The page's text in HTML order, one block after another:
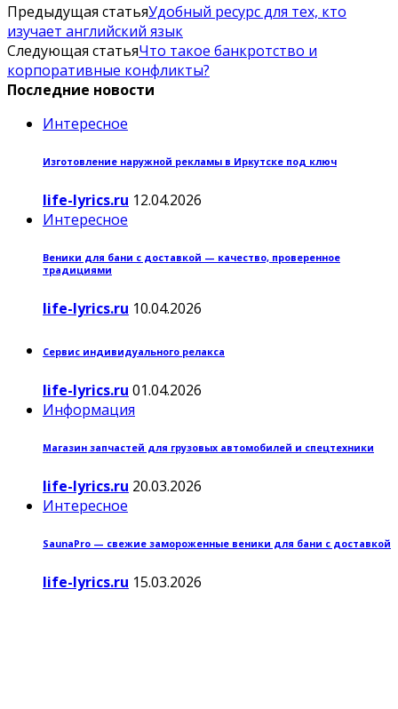
Предыдущая статьяУдобный ресурс для тех, кто
изучает английский язык
Следующая статьяЧто такое банкротство и
корпоративные конфликты?
Последние новости
Интересное
Изготовление наружной рекламы в Иркутске под ключ
life-lyrics.ru 12.04.2026
Интересное
Веники для бани с доставкой — качество, проверенное
традициями
life-lyrics.ru 10.04.2026
Сервис индивидуального релакса
life-lyrics.ru 01.04.2026
Информация
Магазин запчастей для грузовых автомобилей и спецтехники
life-lyrics.ru 20.03.2026
Интересное
SaunaPro — свежие замороженные веники для бани с доставкой
life-lyrics.ru 15.03.2026